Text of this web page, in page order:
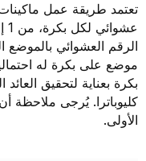
تعتمد طريقة عمل
الرقم العشوائي بالموضع
موضع على بكرة له
بكرة بعناية لتحقيق
الأولى.